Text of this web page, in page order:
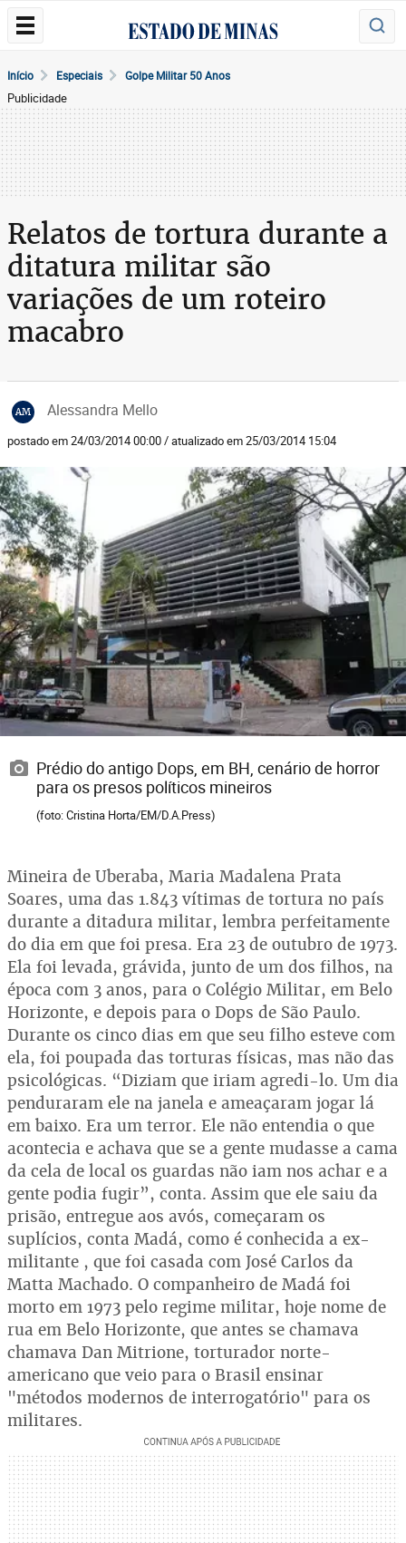
Início Especiais Golpe Militar 50 Anos
Publicidade
Relatos de tortura durante a
ditatura militar são
variações de um roteiro
macabro
AM Alessandra Mello
postado em 24/03/2014 00:00 / atualizado em 25/03/2014 15:04
Prédio do antigo Dops, em BH, cenário de horror
para os presos políticos mineiros
(foto: Cristina Horta/EM/D.A.Press)
Mineira de Uberaba, Maria Madalena Prata
Soares, uma das 1.843 vítimas de tortura no país
durante a ditadura militar, lembra perfeitamente
do dia em que foi presa. Era 23 de outubro de 1973.
Ela foi levada, grávida, junto de um dos filhos, na
época com 3 anos, para o Colégio Militar, em Belo
Horizonte, e depois para o Dops de São Paulo.
Durante os cinco dias em que seu filho esteve com
ela, foi poupada das torturas físicas, mas não das
psicológicas. “Diziam que iriam agredi-lo. Um dia
penduraram ele na janela e ameaçaram jogar lá
em baixo. Era um terror. Ele não entendia o que
acontecia e achava que se a gente mudasse a cama
da cela de local os guardas não iam nos achar e a
gente podia fugir”, conta. Assim que ele saiu da
prisão, entregue aos avós, começaram os
suplícios, conta Madá, como é conhecida a ex-
militante , que foi casada com José Carlos da
Matta Machado. O companheiro de Madá foi
morto em 1973 pelo regime militar, hoje nome de
rua em Belo Horizonte, que antes se chamava
chamava Dan Mitrione, torturador norte-
americano que veio para o Brasil ensinar
"métodos modernos de interrogatório" para os
militares.